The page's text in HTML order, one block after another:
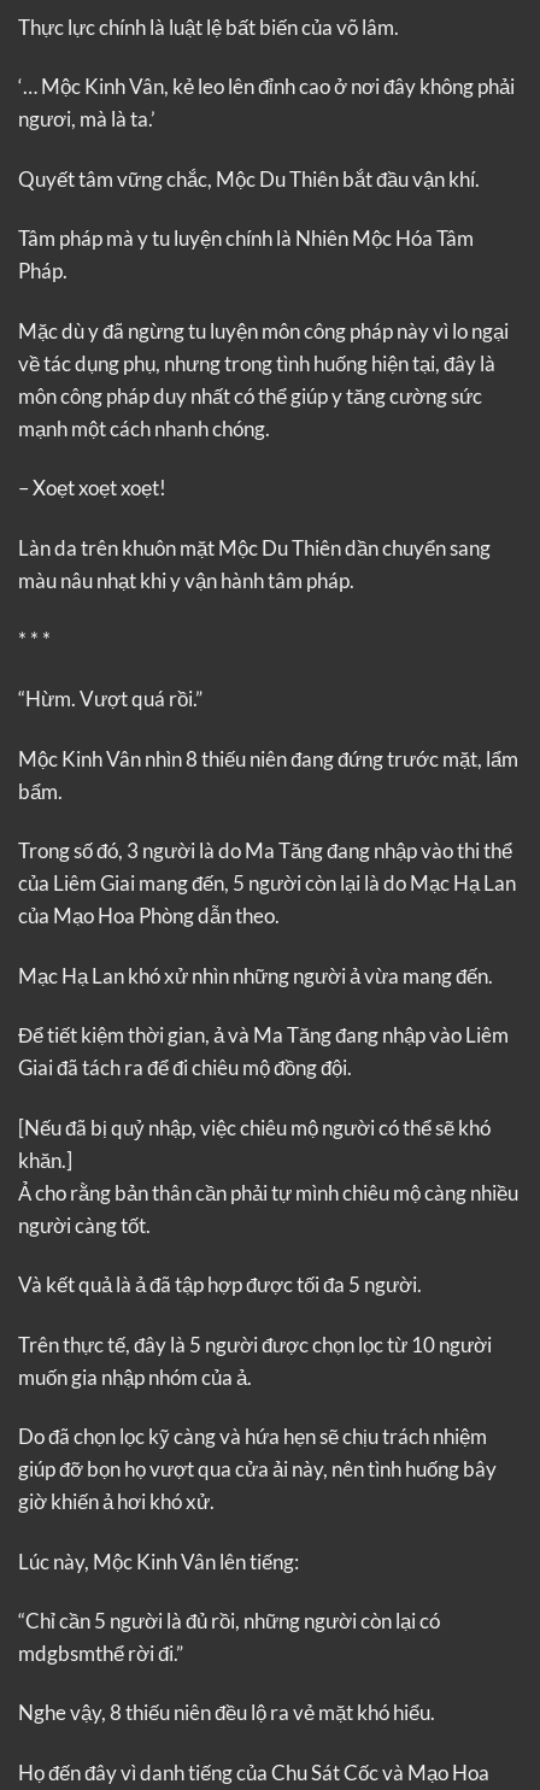
Thực lực chính là luật lệ bất biến của võ lâm.
‘… Mộc Kinh Vân, kẻ leo lên đỉnh cao ở nơi đây không phải
ngươi, mà là ta.’
Quyết tâm vững chắc, Mộc Du Thiên bắt đầu vận khí.
Tâm pháp mà y tu luyện chính là Nhiên Mộc Hóa Tâm
Pháp.
Mặc dù y đã ngừng tu luyện môn công pháp này vì lo ngại
về tác dụng phụ, nhưng trong tình huống hiện tại, đây là
môn công pháp duy nhất có thể giúp y tăng cường sức
mạnh một cách nhanh chóng.
– Xoẹt xoẹt xoẹt!
Làn da trên khuôn mặt Mộc Du Thiên dần chuyển sang
màu nâu nhạt khi y vận hành tâm pháp.
* * *
“Hừm. Vượt quá rồi.”
Mộc Kinh Vân nhìn 8 thiếu niên đang đứng trước mặt, lẩm
bẩm.
Trong số đó, 3 người là do Ma Tăng đang nhập vào thi thể
của Liêm Giai mang đến, 5 người còn lại là do Mạc Hạ Lan
của Mạo Hoa Phòng dẫn theo.
Mạc Hạ Lan khó xử nhìn những người ả vừa mang đến.
Để tiết kiệm thời gian, ả và Ma Tăng đang nhập vào Liêm
Giai đã tách ra để đi chiêu mộ đồng đội.
[Nếu đã bị quỷ nhập, việc chiêu mộ người có thể sẽ khó
khăn.]
Ả cho rằng bản thân cần phải tự mình chiêu mộ càng nhiều
người càng tốt.
Và kết quả là ả đã tập hợp được tối đa 5 người.
Trên thực tế, đây là 5 người được chọn lọc từ 10 người
muốn gia nhập nhóm của ả.
Do đã chọn lọc kỹ càng và hứa hẹn sẽ chịu trách nhiệm
giúp đỡ bọn họ vượt qua cửa ải này, nên tình huống bây
giờ khiến ả hơi khó xử.
Lúc này, Mộc Kinh Vân lên tiếng:
“Chỉ cần 5 người là đủ rồi, những người còn lại có
mdgbsmthể rời đi.”
Nghe vậy, 8 thiếu niên đều lộ ra vẻ mặt khó hiểu.
Họ đến đây vì danh tiếng của Chu Sát Cốc và Mạo Hoa